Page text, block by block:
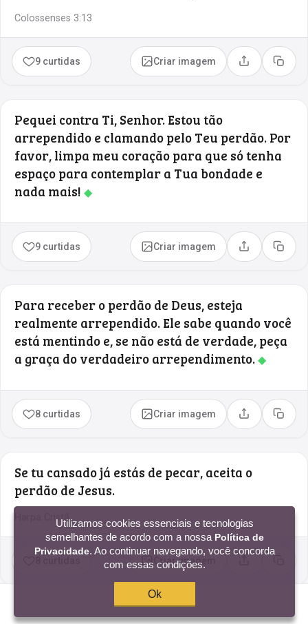
Colossenses 3:13
9 curtidas Criar imagem Compartilhar
Copiar
Pequei contra Ti, Senhor. Estou tão
arrependido e clamando pelo Teu perdão. Por
favor, limpa meu coração para que só tenha
espaço para contemplar a Tua bondade e
nada mais! ◆
9 curtidas Criar imagem Compartilhar
Copiar
Para receber o perdão de Deus, esteja
realmente arrependido. Ele sabe quando você
está mentindo e, se não está de verdade, peça
a graça do verdadeiro arrependimento.◆
8 curtidas Criar imagem Compartilhar
Copiar
Se tu cansado já estás de pecar, aceita o
perdão de Jesus.
Harpa Cristã
Criar imagem Compartilhar
Copiar
Me ensina a oferecer perdão e a me parecer
Utilizamos cookies essenciais e tecnologias
semelhantes de acordo com a nossa Política de
Privacidade. Ao continuar navegando, você concorda
com essas condições.
Ok